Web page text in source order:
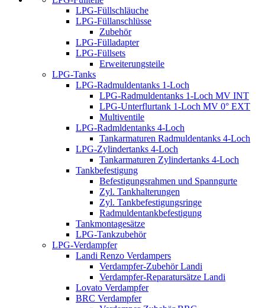
LPG-Füllschläuche
LPG-Füllanschlüsse
Zubehör
LPG-Fülladapter
LPG-Füllsets
Erweiterungsteile
LPG-Tanks
LPG-Radmuldentanks 1-Loch
LPG-Radmuldentanks 1-Loch MV INT
LPG-Unterflurtank 1-Loch MV 0° EXT
Multiventile
LPG-Radmldentanks 4-Loch
Tankarmaturen Radmuldentanks 4-Loch
LPG-Zylindertanks 4-Loch
Tankarmaturen Zylindertanks 4-Loch
Tankbefestigung
Befestigungsrahmen und Spanngurte
Zyl. Tankhalterungen
Zyl. Tankbefestigungsringe
Radmuldentankbefestigung
Tankmontagesätze
LPG-Tankzubehör
LPG-Verdampfer
Landi Renzo Verdampers
Verdampfer-Zubehör Landi
Verdampfer-Reparatursätze Landi
Lovato Verdampfer
BRC Verdampfer